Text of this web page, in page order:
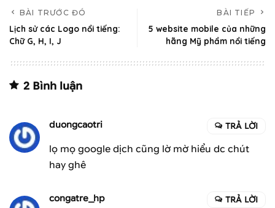
BÀI TRƯỚC ĐÓ
Lịch sử các Logo nổi tiếng:
Chữ G, H, I, J
BÀI TIẾP
5 website mobile của những
hãng Mỹ phẩm nổi tiếng
2 Bình luận
duongcaotri
lọ mọ google dịch cũng lờ mờ hiểu dc chút
hay ghê
TRẢ LỜI
congatre_hp TRẢ LỜI